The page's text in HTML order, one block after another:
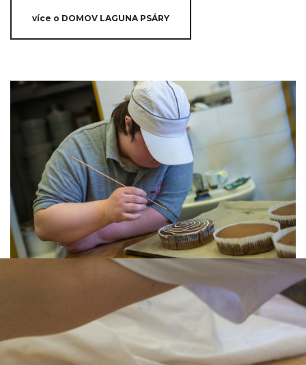
více o DOMOV LAGUNA PSÁRY